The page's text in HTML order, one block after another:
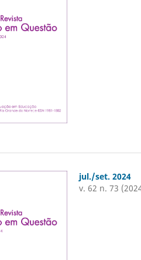
jul./set. 2024
v. 62 n. 73